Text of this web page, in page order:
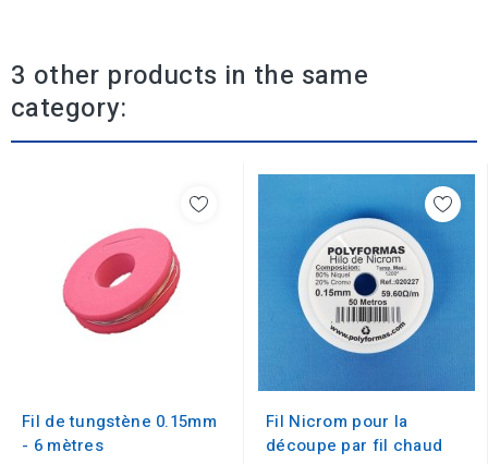
3 other products in the same
category:
Fil de tungstène 0.15mm
- 6 mètres
Fil Nicrom pour la
découpe par fil chaud